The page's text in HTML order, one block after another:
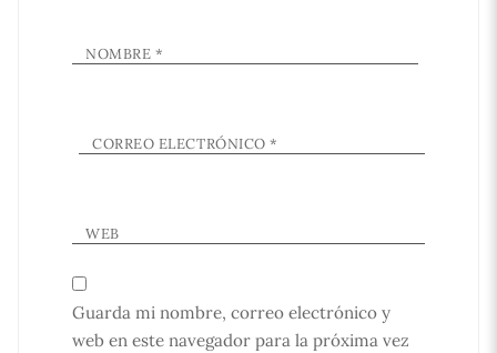
NOMBRE *
CORREO ELECTRÓNICO*
WEB
Guarda mi nombre, correo electrónico y
web en este navegador para la próxima vez